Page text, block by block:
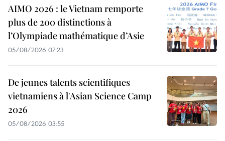
AIMO 2026 : le Vietnam remporte
plus de 200 distinctions à
l’Olympiade mathématique d’Asie
05/08/2026 07:23
De jeunes talents scientifiques
vietnamiens à l'Asian Science Camp
2026
05/08/2026 03:55